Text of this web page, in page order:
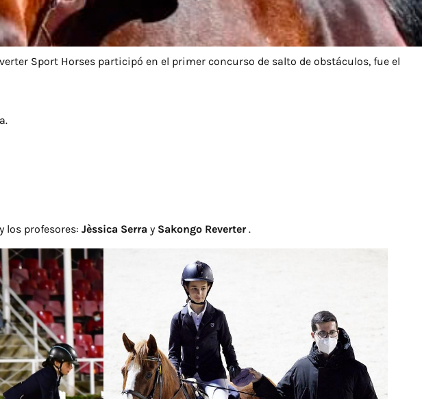
Sport Horses participó en el primer concurso de salto de obstáculos, fue el
los profesores: Jèssica Serra y Sakongo Reverter.